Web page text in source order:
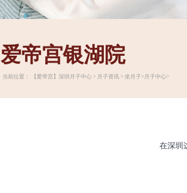
爱帝宫银湖院
当前位置： 【爱帝宫】深圳月子中心 > 月子资讯 >坐月子> 月子中心>
在深圳